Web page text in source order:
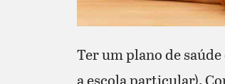
Ter um plano de
a escola particular).